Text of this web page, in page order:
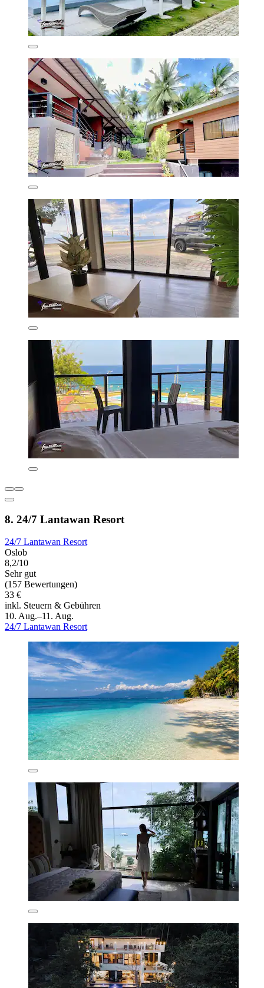
8. 24/7 Lantawan Resort
24/7 Lantawan Resort
Oslob
8,2/10
Sehr gut
(157 Bewertungen)
33 €
inkl. Steuern & Gebühren
10. Aug.–11. Aug.
24/7 Lantawan Resort